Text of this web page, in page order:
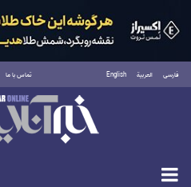
فارسی العربية English تماس با ما
یکشنبه ۱۸ مرداد ۱۴۰۵